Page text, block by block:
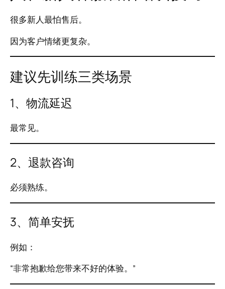
很多新人最怕售后。
因为客户情绪更复杂。
建议先训练三类场景
1、物流延迟
最常见。
2、退款咨询
必须熟练。
3、简单安抚
例如：
“非常抱歉给您带来不好的体验。”